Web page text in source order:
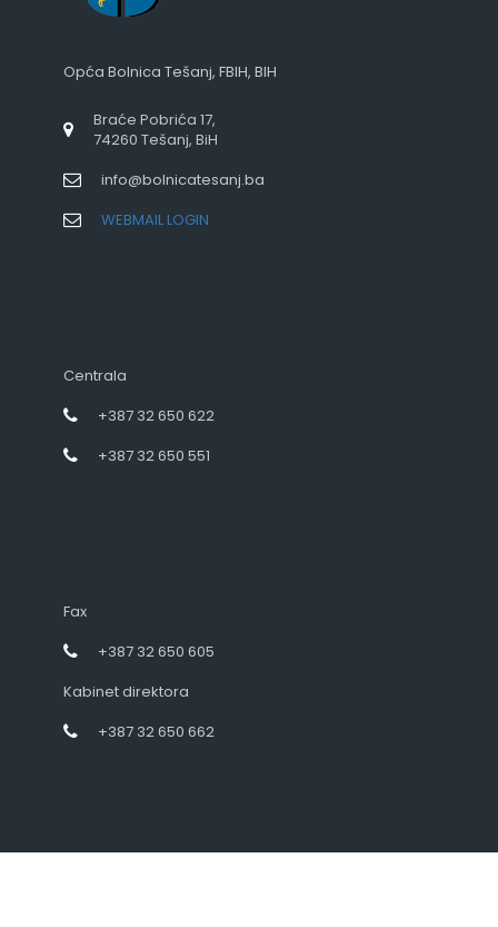
Opća Bolnica Tešanj, FBIH, BIH
Braće Pobrića 17,
74260 Tešanj, BiH
info@bolnicatesanj.ba
WEBMAIL LOGIN
Centrala
+387 32 650 622
+387 32 650 551
Fax
+387 32 650 605
Kabinet direktora
+387 32 650 662